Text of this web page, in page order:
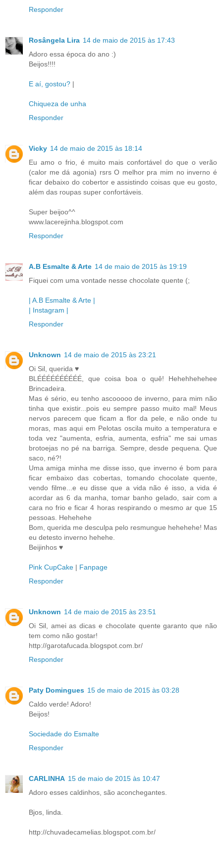
Responder
Rosângela Lira 14 de maio de 2015 às 17:43
Adoro essa época do ano :)
Beijos!!!!
E aí, gostou? |
Chiqueza de unha
Responder
Vicky 14 de maio de 2015 às 18:14
Eu amo o frio, é muito mais confortável do que o verão
(calor me dá agonia) rsrs O melhor pra mim no inverno é
ficar debaixo do cobertor e assistindo coisas que eu gosto,
além das roupas super confortáveis.
Super beijoo^^
www.lacerejinha.blogspot.com
Responder
A.B Esmalte & Arte 14 de maio de 2015 às 19:19
Fiquei com uma vontade nesse chocolate quente (;
| A.B Esmalte & Arte |
| Instagram |
Responder
Unknown 14 de maio de 2015 às 23:21
Oi Sil, querida ♥
BLÉÉÉÉÉÉÉÉÉÉ, que coisa boa o quê! Hehehhehehee
Brincadeira.
Mas é sério, eu tenho ascooooo de inverno, para mim não
tinha que existir...pois eu sempre passo muito mal! Meus
nervos parecem que ficam a flor da pele, e não onde tu
moras, mas aqui em Pelotas oscila muito a temperatura e
toda vez "aumenta, esfria, aumenta, esfria" me sai umas
brotoejas no pé na barriga. Sempre, desde pequena. Que
saco, né?!
Uma amiga minha me disse isso, que inverno é bom para
ficar embaixo das cobertas, tomando chocolate quente,
vendo filme...e eu disse que a vida não é isso, a vida é
acordar as 6 da manha, tomar banho gelado, sair com a
cara no frio e ficar 4 horas respirando o mesmo ar que 15
pessoas. Hehehehe
Bom, querida me desculpa pelo resmungue hehehehe! Mas
eu detesto inverno hehehe.
Beijinhos ♥
Pink CupCake | Fanpage
Responder
Unknown 14 de maio de 2015 às 23:51
Oi Sil, amei as dicas e chocolate quente garanto que não
tem como não gostar!
http://garotafucada.blogspot.com.br/
Responder
Paty Domingues 15 de maio de 2015 às 03:28
Caldo verde! Adoro!
Beijos!
Sociedade do Esmalte
Responder
CARLINHA 15 de maio de 2015 às 10:47
Adoro esses caldinhos, são aconchegantes.
Bjos, linda.
http://chuvadecamelias.blogspot.com.br/